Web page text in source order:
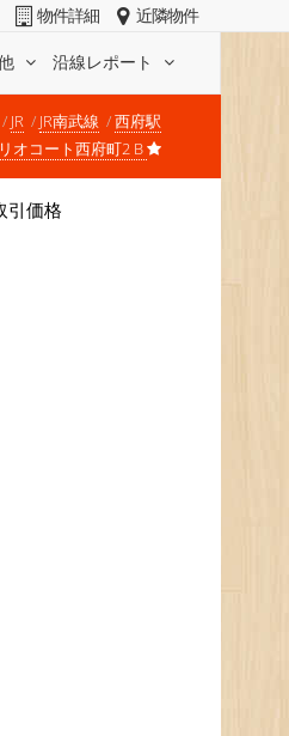
沿線レポート
物件詳細 近隣物件
JR JR南武線
西府駅
オコート西府町2 B
引価格